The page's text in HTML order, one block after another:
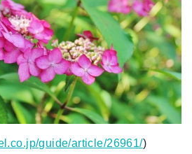
guide/article/26961/)